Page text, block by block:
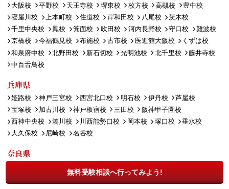
無料受験相談へ行ってみよう!
大阪校 平野校 天王寺校 堺東校 枚方校 高槻校
豊中校
寝屋川校
上本町校 住道校 岸和田校 八尾校
茨木校
千里中央校
鳳校 箕面校 吹田校 河内長野校 守口校
難波校
京橋校
今福鶴見校 布施校 古市校 医進館大阪校
くずは校
和泉府中校
北野田校 新石切校 光明池校 北千里校
藤井寺校
中百舌鳥校
兵庫県
姫路校 神戸三宮校 西宮北口校 明石校 伊丹校
芦屋校
宝塚校
加古川校 神戸板宿校 三田校
阪神甲子園校
西神中央校
湊川校 川西能勢口校 岡本校 塚口校
垂水校
大久保校
尼崎校 名谷校
奈良県